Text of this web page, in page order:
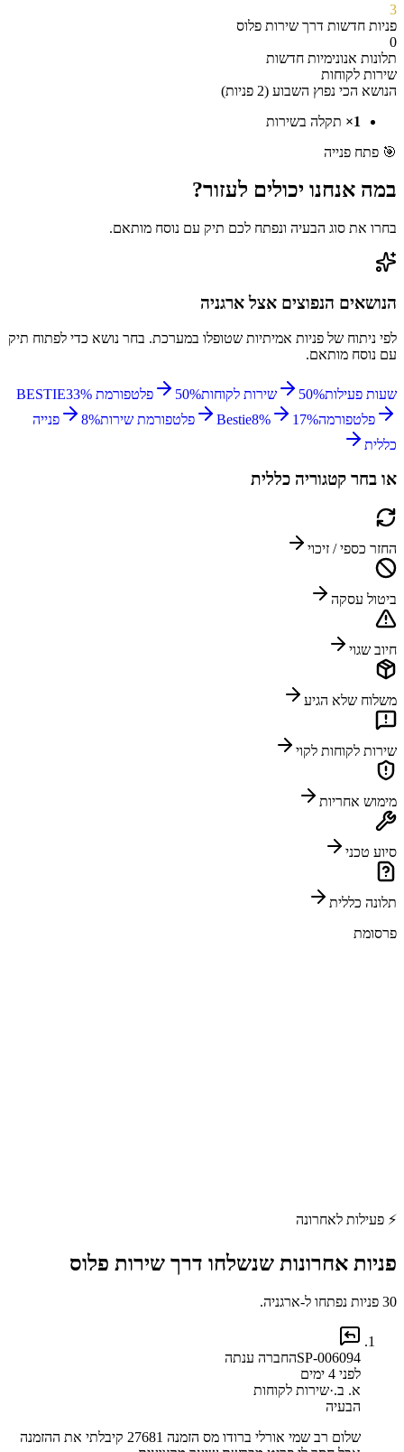
3
פניות חדשות דרך שירות פלוס
0
תלונות אנונימיות חדשות
שירות לקוחות
הנושא הכי נפוץ השבוע (2 פניות
)
1
× תקלה בשירות
🎯 פתח פנייה
במה אנחנו יכולים לעזור?
בחרו את סוג הבעיה ונפתח לכם תיק עם נוסח מותאם.
הנושאים הנפוצים אצל ארגניה
לפי ניתוח של פניות אמיתיות שטופלו במערכת. בחר נושא כדי לפתוח תיק
עם נוסח מותאם.
שעות פעילות 50% שירות לקוחות 50% פלטפורמת BESTIE 33%
פלטפורמה
17%
Bestie8% פלטפורמת שירות 8%
פנייה
כללית
או בחר קטגוריה כללית
החזר כספי / זיכוי
ביטול עסקה
חיוב שגוי
משלוח שלא הגיע
שירות לקוחות לקוי
מימוש אחריות
סיוע טכני
תלונה כללית
פרסומת
⚡ פעילות לאחרונה
פניות אחרונות שנשלחו דרך שירות פלוס
30 פניות נפתחו ל-ארגניה.
SP-006094החברה ענתה
לפני 4 ימים
א. ב.·שירות לקוחות
הבעיה
שלום רב שמי אורלי ברודו מס הזמנה 27681 קיבלתי את ההזמנה